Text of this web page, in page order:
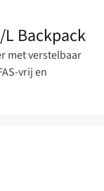
L Backpack
met verstelbaar
vrij en